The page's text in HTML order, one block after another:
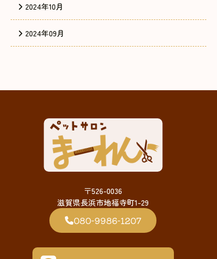
2024年10月
2024年09月
〒526-0036
滋賀県長浜市地福寺町1-29
080-9986-1207